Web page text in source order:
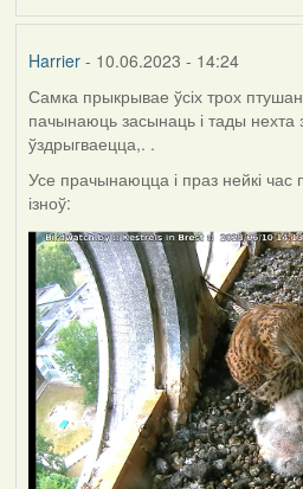
Harrier- 10.06.2023 - 14:24
Самка прыкрывае ўсіх трох
пачынаюць засынаць і тады нехта
ўздрыгваецца,. .
Усе прачынаюцца і праз нейкі час
ізноў: